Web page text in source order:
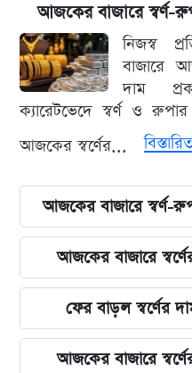
আজকের বাজারে স্বর্ণ-
নিজস্ব
বাজারে
দাম
ক্যারেটভেদে স্বর্ণ ও
আজকের স্বর্ণের...
আজকের বাজারে স্বর্ণ-
আজকের বাজারে
ফের বাড়ল স্বর্ণের
আজকের বাজারে